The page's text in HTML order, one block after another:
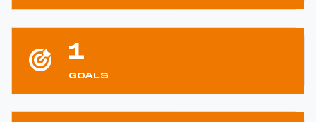
1
GOALS